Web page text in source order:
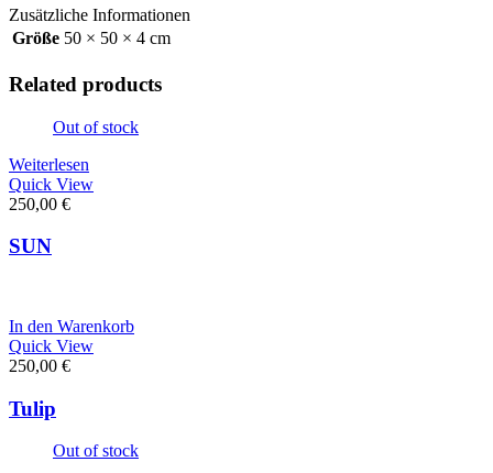
Zusätzliche Informationen
Größe 50 × 50 × 4 cm
Related products
Out of stock
Weiterlesen
Quick View
250,00 €
SUN
In den Warenkorb
Quick View
250,00 €
Tulip
Out of stock